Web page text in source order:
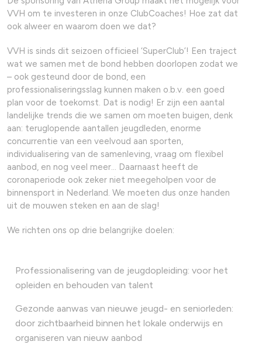
VVH om te investeren in onze ClubCoaches! Hoe zat dat
ook alweer en waarom doen we dat?
VVH is sinds dit seizoen officieel ‘SuperClub’! Een traject
wat we samen met de bond hebben doorlopen zodat we
– ook gesteund door de bond, een
professionaliseringsslag kunnen maken o.b.v. een goed
plan voor de toekomst. Dat is nodig! Er zijn een aantal
landelijke trends die we samen om moeten buigen, denk
aan: teruglopende aantallen jeugdleden, enorme
concurrentie van een veelvoud aan sporten,
individualisering van de samenleving, vraag om flexibel
aanbod, en nog veel meer… Daarnaast heeft de
coronaperiode ook zeker niet meegeholpen voor de
binnensport in Nederland. We moeten dus onze handen
uit de mouwen steken en aan de slag!
We richten ons op drie belangrijke doelen:
Professionalisering van de jeugdopleiding: voor het
opleiden en behouden van talent
Gezonde aanwas van nieuwe jeugd- en seniorleden:
door zichtbaarheid binnen het lokale onderwijs en
organiseren van nieuw aanbod